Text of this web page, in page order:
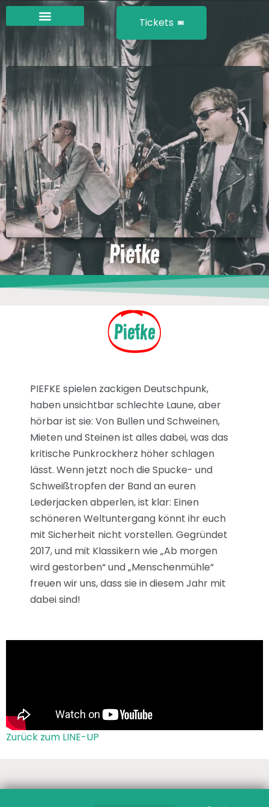
Tickets
Piefke
Piefke
PIEFKE spielen zackigen Deutschpunk,
haben unsichtbar schlechte Laune, aber
hörbar ist sie: Von Bullen und Schweinen,
Mieten und Steinen ist alles dabei, was das
kritische Punkrockherz höher schlagen
lässt. Wenn jetzt noch die Spucke- und
Schweißtropfen der Band an euren
Lederjacken abperlen, ist klar: Einen
schöneren Weltuntergang könnt ihr euch
mit Sicherheit nicht vorstellen. Gegründet
2017, und mit Klassikern wie „Ab morgen
wird gestorben“ und „Menschenmühle“
freuen wir uns, dass sie in diesem Jahr mit
dabei sind!
Zurück zum LINE-UP